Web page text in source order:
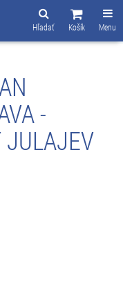
Menu
Košík
Hľadať
-
JULAJEV